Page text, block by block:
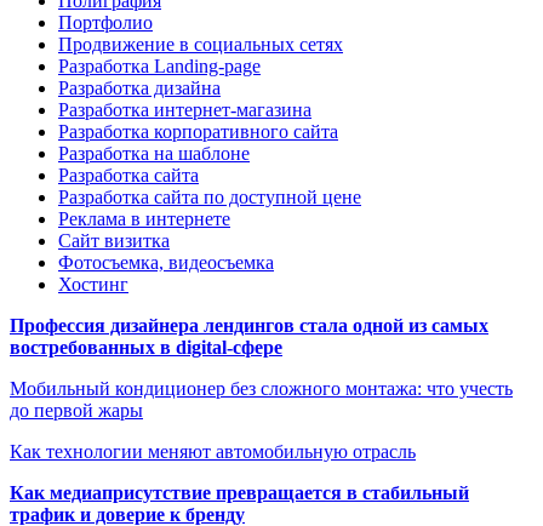
Портфолио
Продвижение в социальных сетях
Разработка Landing-page
Разработка дизайна
Разработка интернет-магазина
Разработка корпоративного сайта
Разработка на шаблоне
Разработка сайта
Разработка сайта по доступной цене
Реклама в интернете
Сайт визитка
Фотосъемка, видеосъемка
Хостинг
Профессия дизайнера лендингов стала одной из самых
востребованных в digital-сфере
Мобильный кондиционер без сложного монтажа: что учесть
до первой жары
Как технологии меняют автомобильную отрасль
Как медиаприсутствие превращается в стабильный
трафик и доверие к бренду